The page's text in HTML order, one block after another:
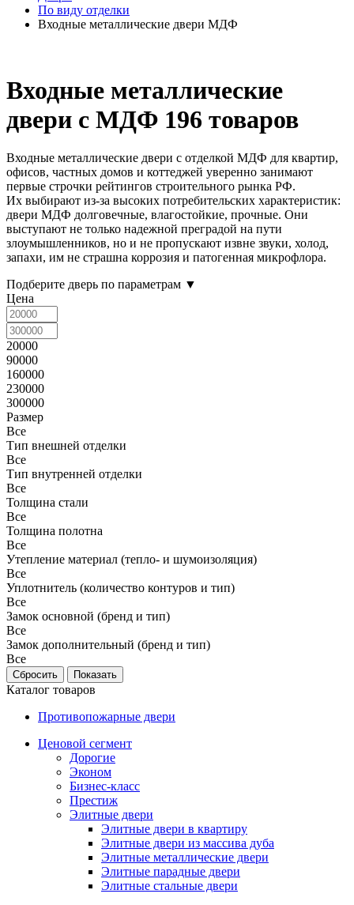
По виду отделки
Входные металлические двери МДФ
Входные металлические
двери с МДФ 196 товаров
Входные металлические двери с отделкой МДФ для квартир,
офисов, частных домов и коттеджей уверенно занимают
первые строчки рейтингов строительного рынка РФ.
Их выбирают из-за высоких потребительских характеристик:
двери МДФ долговечные, влагостойкие, прочные. Они
выступают не только надежной преградой на пути
злоумышленников, но и не пропускают извне звуки, холод,
запахи, им не страшна коррозия и патогенная микрофлора.
Подберите дверь по параметрам ▼
Цена
20000
90000
160000
230000
300000
Размер
Все
Тип внешней отделки
Все
Тип внутренней отделки
Все
Толщина стали
Все
Толщина полотна
Все
Утепление материал (тепло- и шумоизоляция)
Все
Уплотнитель (количество контуров и тип)
Все
Замок основной (бренд и тип)
Все
Замок дополнительный (бренд и тип)
Все
Каталог товаров
Противопожарные двери
Ценовой сегмент
Дорогие
Эконом
Бизнес-класс
Престиж
Элитные двери
Элитные двери в квартиру
Элитные двери из массива дуба
Элитные металлические двери
Элитные парадные двери
Элитные стальные двери